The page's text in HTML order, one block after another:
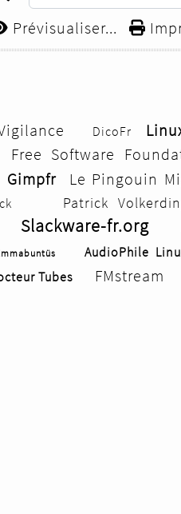
Prévisualiser...
DicoFr
Free Software
Gimpfr Le Pingouin
Patrick
Slackware-fr.org
AudioPhile
Tubes FMstream